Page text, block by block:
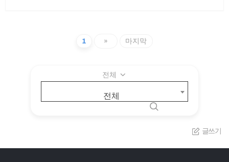
1 » 마지막
전체
전체
글쓰기